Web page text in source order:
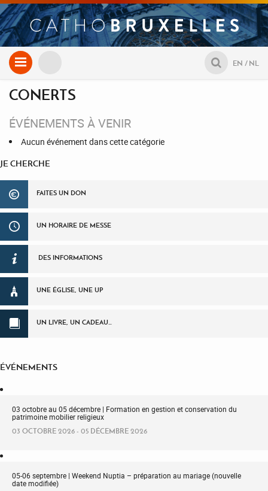
Aller
au
NL
EN
CONERTS
ÉVÉNEMENTS À VENIR
Aucun événement dans cette catégorie
JE CHERCHE
FAITES UN DON
UN HORAIRE DE MESSE
DES INFORMATIONS
UNE ÉGLISE, UNE UP
UN LIVRE, UN CADEAU…
ÉVÉNEMENTS
03 octobre au 05 décembre | Formation en gestion et conservation du
patrimoine mobilier religieux
03 OCTOBRE 2026 - 05 DÉCEMBRE 2026
05-06 septembre | Weekend Nuptia – préparation au mariage (nouvelle
date modifiée)